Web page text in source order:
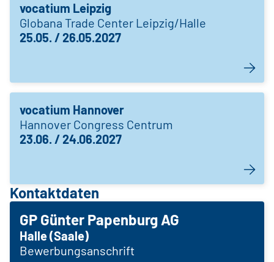
vocatium Leipzig
Globana Trade Center Leipzig/Halle
25.05. / 26.05.2027
vocatium Hannover
Hannover Congress Centrum
23.06. / 24.06.2027
Kontaktdaten
GP Günter Papenburg AG
Halle (Saale)
Bewerbungsanschrift